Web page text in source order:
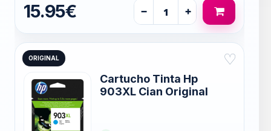
15.95€ − +
ORIGINAL ♡
Cartucho Tinta Hp
903XL Cian Original